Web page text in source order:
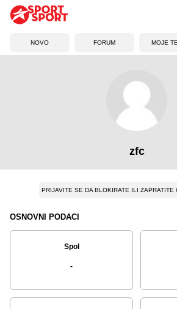
NOVO FORUM MOJE
zfc
PRIJAVITE SE DA BLOKIRATE ILI ZAPRATITE
OSNOVNI PODACI
Spol
-